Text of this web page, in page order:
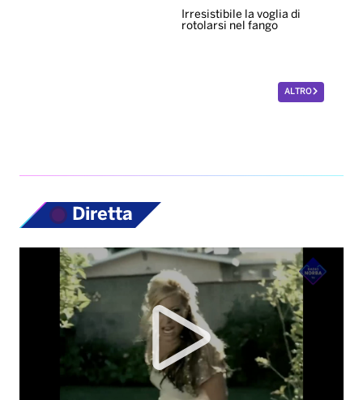
Irresistibile la voglia di
rotolarsi nel fango
ALTRO
Diretta